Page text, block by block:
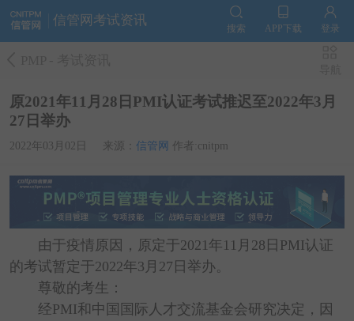
信管网考试资讯
搜索 APP下载 登录
原2021年11月28日PMI认证考试推迟至2022年3月
27日举办
2022年03月02日 来源： 信管网 作者:cnitpm
由于疫情原因，原定于2021年11月28日PMI认证
的考试暂定于2022年3月27日举办。
尊敬的考生：
经PMI和中国国际人才交流基金会研究决定，因